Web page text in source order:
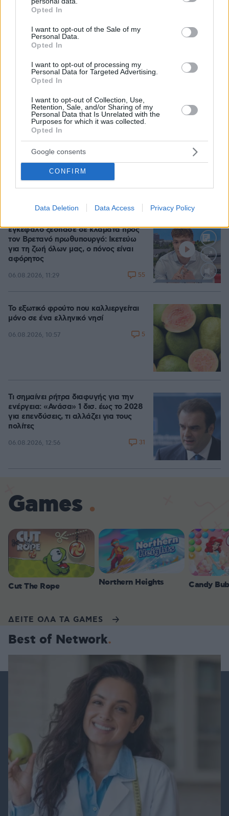
grant or deny consent to Google and its third-party tags to
use your data for below specified purposes in below Google
consent section.
Opted In
I want to opt-out of the Sale of my
Personal Data.
Opted In
I want to opt-out of processing my
Personal Data for Targeted Advertising.
Opted In
I want to opt-out of Collection, Use,
Retention, Sale, and/or Sharing of my
Personal Data that Is Unrelated with the
Purposes for which it was collected.
Opted In
Google consents
CONFIRM
Data Deletion Data Access Privacy Policy
«Τα παιδιά έχουν μια μικρή ίωση»: Το
πρώην σύζυγό της πριν δολοφονήσει
τα τέσσερα παιδιά τους
Μυστήριο με το ραντεβού Πεζεσκιάν -
Χαμενεϊ στην Τεχεράνη: Βρέθηκαν σε
ένα σκοτεινό αυτοκίνητο, άκουγαν,
αλλά δεν έβλεπαν ο ένας τον άλλο
Loaded
εγκέφαλο ξέσπασε σε κλάματα προς
τον Βρετανό πρωθυπουργό: Ικετεύω
για τη ζωή όλων μας, ο πόνος είναι
αφόρητος
06.08.2026, 11:29 55
Το εξωτικό φρούτο που καλλιεργείται
μόνο σε ένα ελληνικό νησί
06.08.2026, 10:57 5
Τι σημαίνει ρήτρα διαφυγής για την
ενέργεια: «Ανάσα» 1 δισ. έως το 2028
για επενδύσεις, τι αλλάζει για τους
πολίτες
06.08.2026, 12:56 31
Games
Cut The Rope Northern Heights Candy
ΔΕΙΤΕ ΟΛΑ ΤΑ GAMES
Best of Network